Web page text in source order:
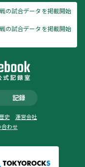
の試合データを掲載開始
の試合データを掲載開始
記録
史
運営会社
合わせ